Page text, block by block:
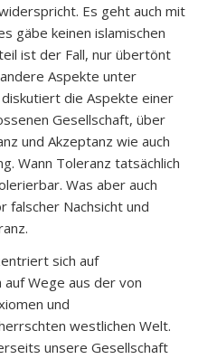
Es geht auch mit
gäbe keinen islamischen
ist der Fall, nur übertönt
Aspekte unter
die Aspekte einer
Gesellschaft, über
und Akzeptanz wie auch
Wann Toleranz tatsächlich
Was aber auch
falscher Nachsicht und
sich auf
auf Wege aus der von
und
westlichen Welt.
unsere Gesellschaft